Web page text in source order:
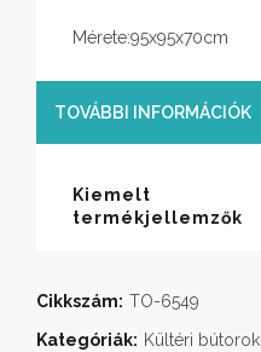
Mérete:95x95x70cm
TOVÁBBI INFORMÁCIÓK
Kiemelt
termékjellemzők
Cikkszám: TO-6549
Kategóriák: Kültéri bútorok